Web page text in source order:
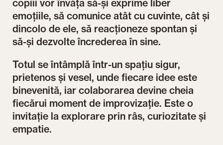
copiii vor învăța să-și exprime liber
emoțiile, să comunice atât cu cuvinte, cât și
dincolo de ele, să reacționeze spontan și
să-și dezvolte încrederea în sine.
Totul se întâmplă într-un spațiu sigur,
prietenos și vesel, unde fiecare idee este
binevenită, iar colaborarea devine cheia
fiecărui moment de improvizație. Este o
invitație la explorare prin râs, curiozitate și
empatie.